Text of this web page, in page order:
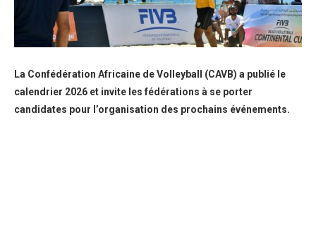
La Confédération Africaine de Volleyball (CAVB) a publié le
calendrier 2026 et invite les fédérations à se porter
candidates pour l’organisation des prochains événements.